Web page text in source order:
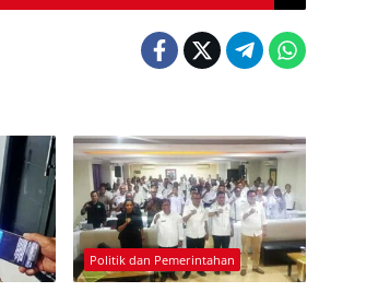
Politik dan Pemerintahan